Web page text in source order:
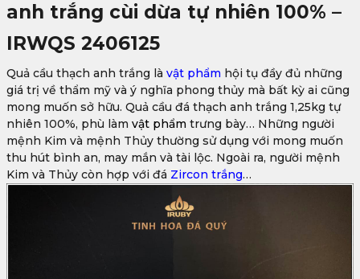
anh trắng cùi dừa tự nhiên 100% –
IRWQS 2406125
Quả cầu thạch anh trắng là vật phẩm hội tụ đầy đủ những
giá trị về thẩm mỹ và ý nghĩa phong thủy mà bất kỳ ai cũng
mong muốn sở hữu. Quả cầu đá thạch anh trắng 1,25kg tự
nhiên 100%, phù làm vật phẩm trưng bày… Những người
mệnh Kim và mệnh Thủy thường sử dụng với mong muốn
thu hút bình an, may mắn và tài lộc. Ngoài ra, người mệnh
Kim và Thủy còn hợp với đá Zircon trắng…